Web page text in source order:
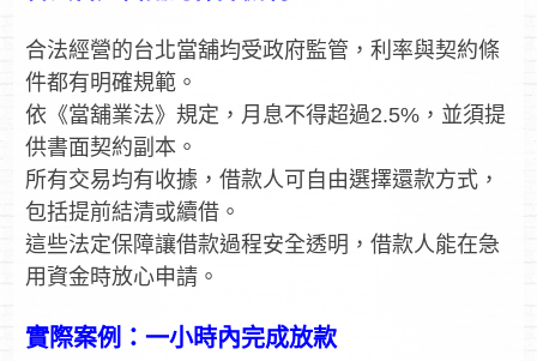
合法經營的台北當舖均受政府監管，利率與契約條
件都有明確規範。
依《當舖業法》規定，月息不得超過2.5%，並須提
供書面契約副本。
所有交易均有收據，借款人可自由選擇還款方式，
包括提前結清或續借。
這些法定保障讓借款過程安全透明，借款人能在急
用資金時放心申請。
實際案例：一小時內完成放款